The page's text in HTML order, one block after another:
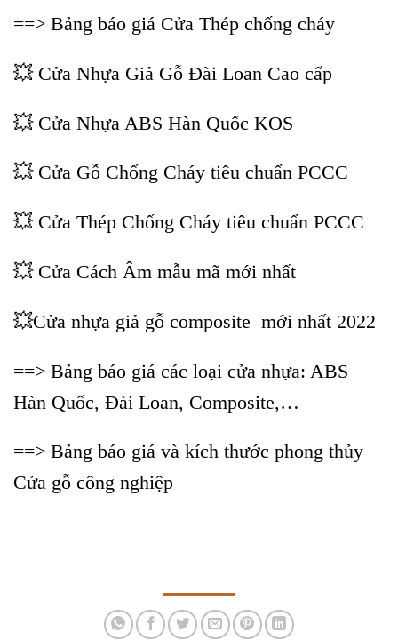
==> Bảng báo giá Cửa Thép chống cháy
💥 Cửa Nhựa Giả Gỗ Đài Loan Cao cấp
💥 Cửa Nhựa ABS Hàn Quốc KOS
💥 Cửa Gỗ Chống Cháy tiêu chuẩn PCCC
💥 Cửa Thép Chống Cháy tiêu chuẩn PCCC
💥 Cửa Cách Âm mẫu mã mới nhất
💥Cửa nhựa giả gỗ composite mới nhất 2022
==> Bảng báo giá các loại cửa nhựa: ABS
Hàn Quốc, Đài Loan, Composite,…
==> Bảng báo giá và kích thước phong thủy
Cửa gỗ công nghiệp